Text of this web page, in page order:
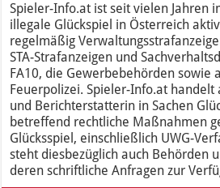
Spieler-Info.at ist seit vielen Jahren
illegale Glückspiel in Österreich
regelmäßig
STA-Strafanzeigen und
FA10, die Gewerbebehörden sowie
Feuerpolizei. Spieler-Info.at
und Berichterstatterin in Sachen
betreffend rechtliche Maßnahmen
Glücksspiel, einschließlich UWG-
steht diesbezüglich auch Behörden
deren schriftliche Anfragen zur